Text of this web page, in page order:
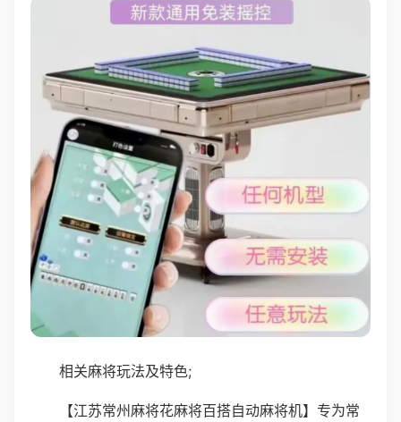
相关麻将玩法及特色;
【江苏常州麻将花麻将百搭自动麻将机】专为常